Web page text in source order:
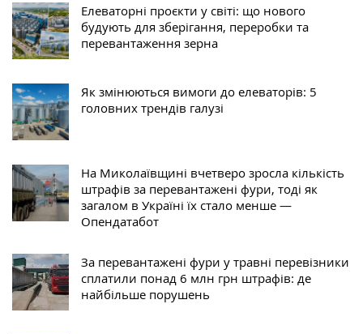
Елеваторні проєкти у світі: що нового
будують для зберігання, переробки та
перевантаження зерна
Як змінюються вимоги до елеваторів: 5
головних трендів галузі
На Миколаївщині вчетверо зросла кількість
штрафів за перевантажені фури, тоді як
загалом в Україні їх стало менше —
Опендатабот
За перевантажені фури у травні перевізники
сплатили понад 6 млн грн штрафів: де
найбільше порушень